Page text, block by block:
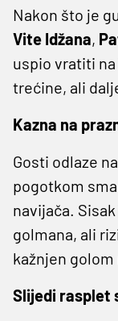
Nakon što je
Vite Idžana,
uspio vratiti
trećine, ali
Kazna na
Gosti odlaze
pogotkom
navijača.
golmana, ali
kažnjen golom
Slijedi rasplet